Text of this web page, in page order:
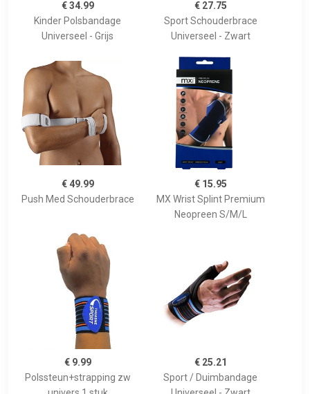
€ 34.99
Kinder Polsbandage
Universeel - Grijs
€ 27.75
Sport Schouderbrace
Universeel - Zwart
€ 49.99
Push Med Schouderbrace
€ 15.95
MX Wrist Splint Premium
Neopreen S/M/L
€ 9.99
Polssteun+strapping zw
€ 25.21
Sport / Duimbandage